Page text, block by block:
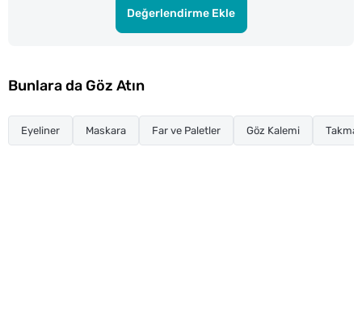
Değerlendirme Ekle
Bunlara da Göz Atın
Eyeliner Maskara Far ve Paletler Göz Kalemi Takma